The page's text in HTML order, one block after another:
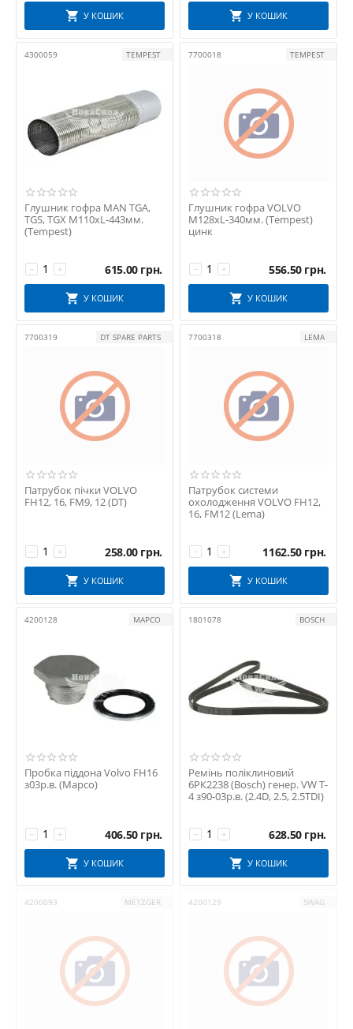
STARLINE
VICTOR REINZ
Volvo Original
WALKER
У КОШИК У КОШИК
4300059 TEMPEST
Глушник гофра MAN TGA,
TGS, TGX М110хL-443мм.
(Tempest)
+
− 615.00 грн.
У КОШИК
7700018 TEMPEST
Глушник гофра VOLVO
М128хL-340мм. (Tempest)
цинк
+
− 556.50 грн.
У КОШИК
7700319 DT SPARE PARTS
Патрубок пічки VOLVO
FH12, 16, FM9, 12 (DT)
+
− 258.00 грн.
У КОШИК
7700318 LEMA
Патрубок системи
охолодження VOLVO FH12,
16, FM12 (Lema)
+
− 1162.50 грн.
У КОШИК
4200128 MAPCO
Пробка піддона Volvo FH16
з03р.в. (Mapco)
+
− 406.50 грн.
У КОШИК
1801078 BOSCH
Ремінь поліклиновий
6РК2238 (Bosch) генер. VW T-
4 з90-03р.в. (2.4D, 2.5, 2.5TDI)
+
− 628.50 грн.
У КОШИК
4200093 METZGER 4200129 SWAG